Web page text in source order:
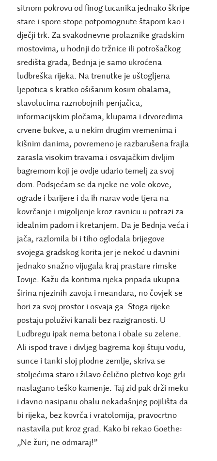
sitnom pokrovu od finog tucanika jednako škripe
stare i spore stope potpomognute štapom kao i
dječji trk. Za svakodnevne prolaznike gradskim
mostovima, u hodnji do tržnice ili potrošačkog
središta grada, Bednja je samo ukroćena
ludbreška rijeka. Na trenutke je uštogljena
ljepotica s kratko ošišanim kosim obalama,
slavolucima raznobojnih penjačica,
informacijskim pločama, klupama i drvoredima
crvene bukve, a u nekim drugim vremenima i
kišnim danima, povremeno je razbarušena frajla
zarasla visokim travama i osvajačkim divljim
bagremom koji je ovdje udario temelj za svoj
dom. Podsjećam se da rijeke ne vole okove,
ograde i barijere i da ih narav vode tjera na
kovrčanje i migoljenje kroz ravnicu u potrazi za
idealnim padom i kretanjem. Da je Bednja veća i
jača, razlomila bi i tiho oglodala brijegove
svojega gradskog korita jer je nekoć u davnini
jednako snažno vijugala kraj prastare rimske
Iovije. Kažu da koritima rijeka pripada ukupna
širina njezinih zavoja i meandara, no čovjek se
bori za svoj prostor i osvaja ga. Stoga rijeke
postaju poluživi kanali bez razigranosti. U
Ludbregu ipak nema betona i obale su zelene.
Ali ispod trave i divljeg bagrema koji štuju vodu,
sunce i tanki sloj plodne zemlje, skriva se
stoljećima staro i žilavo čelično pletivo koje grli
naslagano teško kamenje. Taj zid pak drži meku
i davno nasipanu obalu nekadašnjeg pojilišta da
bi rijeka, bez kovrča i vratolomija, pravocrtno
nastavila put kroz grad. Kako bi rekao Goethe:
„Ne žuri; ne odmaraj!”